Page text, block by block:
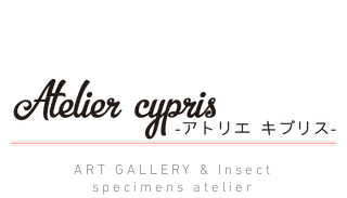
ART GALLERY & Insect
specimens atelier